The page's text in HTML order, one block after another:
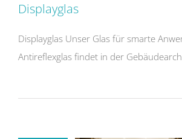
Displayglas
Displayglas Unser Glas für smarte
Antireflexglas findet in der